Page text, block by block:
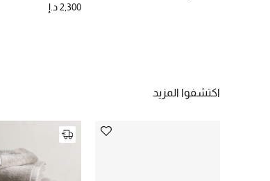
2,300 د.إ
اكتشفوا المزيد